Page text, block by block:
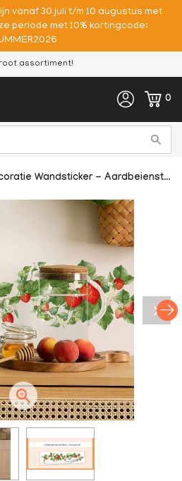
vanaf 30 juli t/m 10 augustus met
periode met 10% kortingcode:
assortiment!
0
Wandsticker - Aardbeienstrook